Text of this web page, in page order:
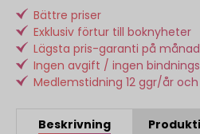
Bättre priser
Exklusiv förtur till boknyheter
Lägsta pris-garanti på
Ingen avgift / ingen
Medlemstidning 12 ggr/år
Beskrivning